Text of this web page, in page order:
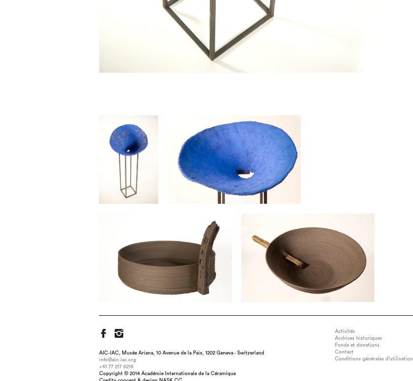
AIC-IAC, Musée Ariana, 10 Avenue de la Paix, 1202 Geneva - Switzerland
info@aic-iac.org
+41 77 217 6216
Copyright © 2014 Académie Internationale de la Céramique
Activités
Archives historiques
Fonds et donations
Contact
Conditions générales d’utilisation